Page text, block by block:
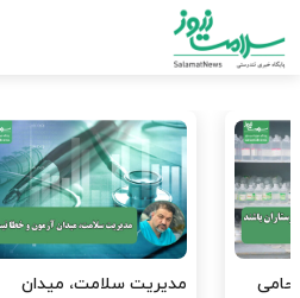
وقت وزیر بهداشت باید صرف